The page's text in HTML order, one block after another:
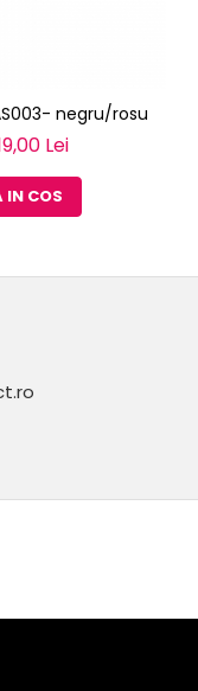
negru/rosu
Lei
IN COS